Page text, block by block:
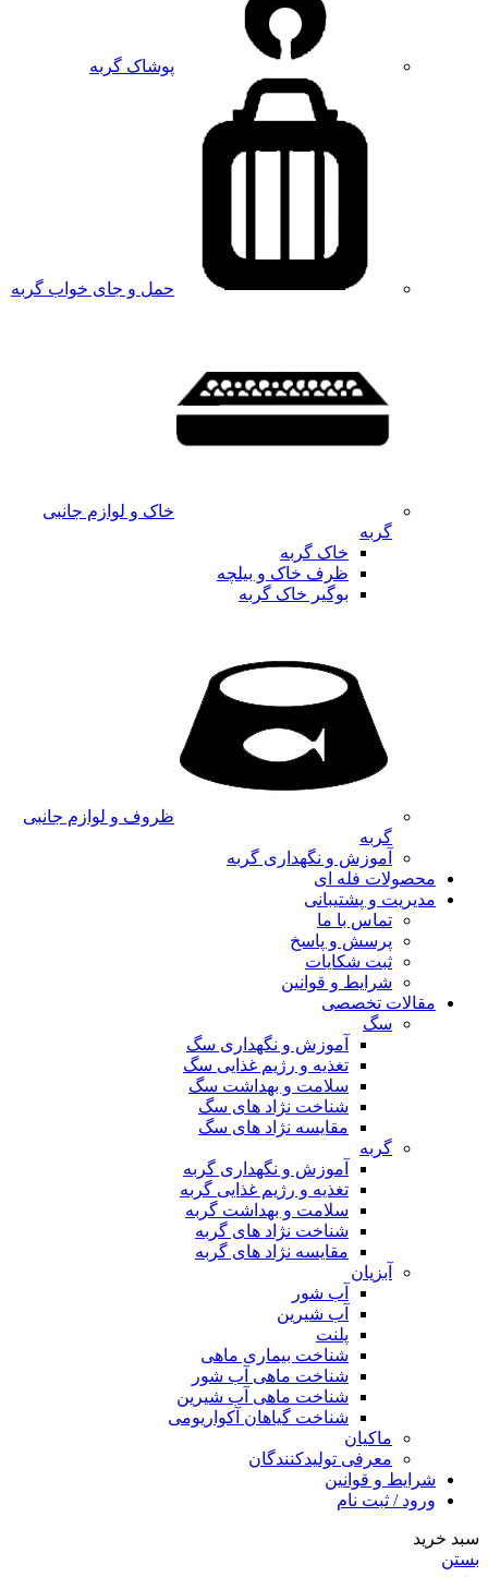
پوشاک گربه
حمل و جای خواب گربه
خاک و لوازم جانبی
گربه
خاک گربه
ظرف خاک و بیلچه
بوگیر خاک گربه
ظروف و لوازم جانبی
گربه
آموزش و نگهداری گربه
محصولات فله ای
مدیریت و پشتیبانی
تماس با ما
پرسش و پاسخ
ثبت شکایات
شرایط و قوانین
مقالات تخصصی
سگ
آموزش و نگهداری سگ
تغذیه و رژیم غذایی سگ
سلامت و بهداشت سگ
شناخت نژاد های سگ
مقایسه نژاد های سگ
گربه
آموزش و نگهداری گربه
تغذیه و رژیم غذایی گربه
سلامت و بهداشت گربه
شناخت نژاد های گربه
مقایسه نژاد های گربه
آبزیان
آب شور
آب شیرین
پلنت
شناخت بیماری ماهی
شناخت ماهی آب شور
شناخت ماهی آب شیرین
شناخت گیاهان آکواریومی
ماکیان
معرفی تولیدکنندگان
شرایط و قوانین
ورود / ثبت نام
سبد خرید
بستن